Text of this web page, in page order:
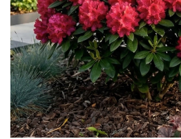
Bulbi de Echinacea
Bulbi de Frezie
Bulbi de Fritillaria
Bulbi de Gaillardia (Kokarda)
Bulbi de Gladiole
Bulbi de Irisi - Stanjenel
Bulbi de Lalele
Păr - Pyrus communis
Smochini - Ficus carica
Viță de Vie - Vitis
Zmeur - Rubus